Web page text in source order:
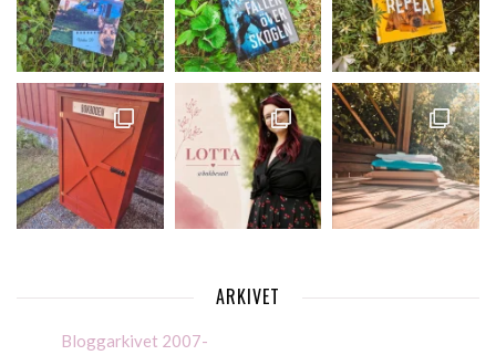
ARKIVET
Bloggarkivet 2007-